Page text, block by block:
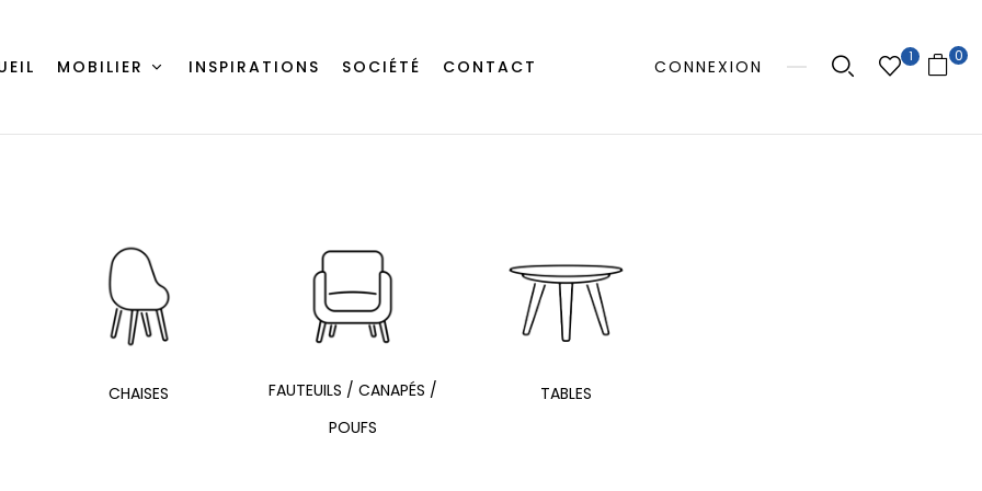
MOBILIER INSPIRATIONS SOCIÉTÉ CONTACT CONNEXION
1 0
CHAISES
FAUTEUILS / CANAPÉS /
POUFS
TABLES